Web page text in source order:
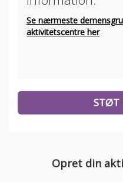
Se nærmeste
aktivitetscentre her
STØT
Opret din